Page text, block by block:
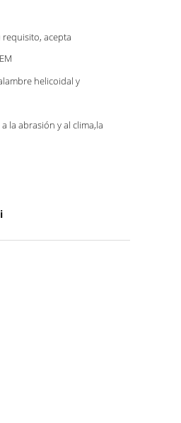
requisito, acepta
helicoidal y
la abrasión y al clima,la